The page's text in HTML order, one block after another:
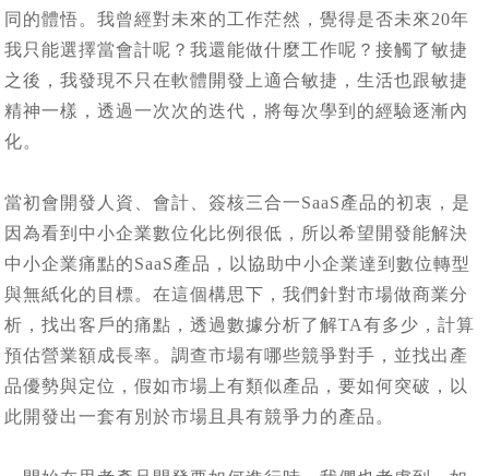
同的體悟。我曾經對未來的工作茫然，覺得是否未來20年
我只能選擇當會計呢？我還能做什麼工作呢？接觸了敏捷
之後，我發現不只在軟體開發上適合敏捷，生活也跟敏捷
精神一樣，透過一次次的迭代，將每次學到的經驗逐漸內
化。
當初會開發人資、會計、簽核三合一SaaS產品的初衷，是
因為看到中小企業數位化比例很低，所以希望開發能解決
中小企業痛點的SaaS產品，以協助中小企業達到數位轉型
與無紙化的目標。在這個構思下，我們針對市場做商業分
析，找出客戶的痛點，透過數據分析了解TA有多少，計算
預估營業額成長率。調查市場有哪些競爭對手，並找出產
品優勢與定位，假如市場上有類似產品，要如何突破，以
此開發出一套有別於市場且具有競爭力的產品。